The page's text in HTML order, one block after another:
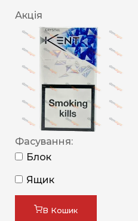
Акція
Фасування:
Блок
Ящик
В Кошик